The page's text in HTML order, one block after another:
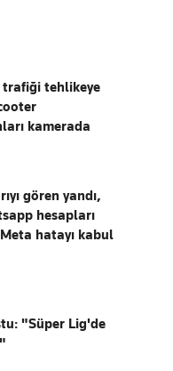
trafiği tehlikeye
kamerada
gören yandı,
hesapları
hatayı kabul
"Süper Lig'de